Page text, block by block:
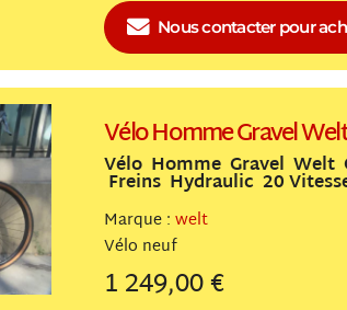
Nous contacterpour
Vélo Homme Gravel
Vélo Homme Gravel Welt
Freins Hydraulic 20
Marque :welt
Vélo neuf
1 249,00 €